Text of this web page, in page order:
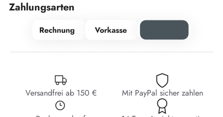
Zahlungsarten
Versandfrei ab 150 € Mit PayPal sicher zahlen